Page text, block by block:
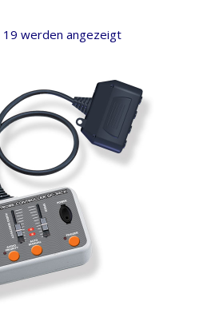
19 werden angezeigt